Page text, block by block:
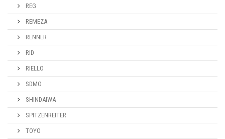
REG
REMEZA
RENNER
RID
RIELLO
SDMO
SHINDAIWA
SPITZENREITER
TOYO